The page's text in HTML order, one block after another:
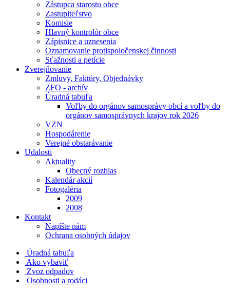
Zástupca starostu obce
Zastupiteľstvo
Komisie
Hlavný kontrolór obce
Zápisnice a uznesenia
Oznamovanie protispoločenskej činnosti
Sťažnosti a petície
Zverejňovanie
Zmluvy, Faktúry, Objednávky
ZFO - archív
Úradná tabuľa
Voľby do orgánov samosprávy obcí a voľby do
orgánov samosprávnych krajov rok 2026
VZN
Hospodárenie
Verejné obstarávanie
Udalosti
Aktuality
Obecný rozhlas
Kalendár akcií
Fotogaléria
2009
2008
Kontakt
Napíšte nám
Ochrana osobných údajov
Úradná tabuľa
Ako vybaviť
Zvoz odpadov
Osobnosti a rodáci